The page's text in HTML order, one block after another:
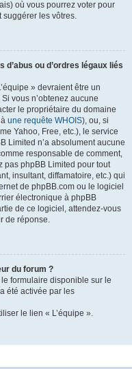
où vous pourrez voter pour
suggérer les vôtres.
ou d’ordres légaux liés
» devraient être un
vous n’obtenez aucune
le propriétaire du domaine
une requête WHOIS), ou, si
Yahoo, Free, etc.), le service
Limited n’a absolument aucune
responsable de comment,
pas phpBB Limited pour tout
insultant, diffamatoire, etc.) qui
de phpBB.com ou le logiciel
électronique à phpBB
de ce logiciel, attendez-vous
de réponse.
du forum ?
formulaire disponible sur le
été activée par les
le lien « L’équipe ».